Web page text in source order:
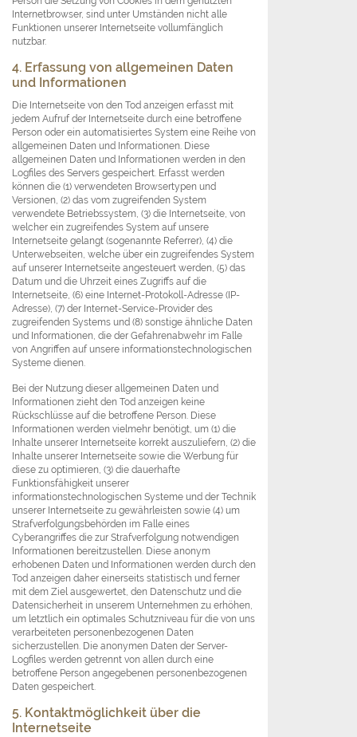
Internetbrowser, sind unter Umständen nicht alle
Funktionen unserer Internetseite vollumfänglich
nutzbar.
4. Erfassung von allgemeinen Daten
und Informationen
Die Internetseite von den Tod anzeigen erfasst mit
jedem Aufruf der Internetseite durch eine betroffene
Person oder ein automatisiertes System eine Reihe von
allgemeinen Daten und Informationen. Diese
allgemeinen Daten und Informationen werden in den
Logfiles des Servers gespeichert. Erfasst werden
können die (1) verwendeten Browsertypen und
Versionen, (2) das vom zugreifenden System
verwendete Betriebssystem, (3) die Internetseite, von
welcher ein zugreifendes System auf unsere
Internetseite gelangt (sogenannte Referrer), (4) die
Unterwebseiten, welche über ein zugreifendes System
auf unserer Internetseite angesteuert werden, (5) das
Datum und die Uhrzeit eines Zugriffs auf die
Internetseite, (6) eine Internet-Protokoll-Adresse (IP-
Adresse), (7) der Internet-Service-Provider des
zugreifenden Systems und (8) sonstige ähnliche Daten
und Informationen, die der Gefahrenabwehr im Falle
von Angriffen auf unsere informationstechnologischen
Systeme dienen.
Bei der Nutzung dieser allgemeinen Daten und
Informationen zieht den Tod anzeigen keine
Rückschlüsse auf die betroffene Person. Diese
Informationen werden vielmehr benötigt, um (1) die
Inhalte unserer Internetseite korrekt auszuliefern, (2) die
Inhalte unserer Internetseite sowie die Werbung für
diese zu optimieren, (3) die dauerhafte
Funktionsfähigkeit unserer
informationstechnologischen Systeme und der Technik
unserer Internetseite zu gewährleisten sowie (4) um
Strafverfolgungsbehörden im Falle eines
Cyberangriffes die zur Strafverfolgung notwendigen
Informationen bereitzustellen. Diese anonym
erhobenen Daten und Informationen werden durch den
Tod anzeigen daher einerseits statistisch und ferner
mit dem Ziel ausgewertet, den Datenschutz und die
Datensicherheit in unserem Unternehmen zu erhöhen,
um letztlich ein optimales Schutzniveau für die von uns
verarbeiteten personenbezogenen Daten
sicherzustellen. Die anonymen Daten der Server-
Logfiles werden getrennt von allen durch eine
betroffene Person angegebenen personenbezogenen
Daten gespeichert.
5. Kontaktmöglichkeit über die
Internetseite